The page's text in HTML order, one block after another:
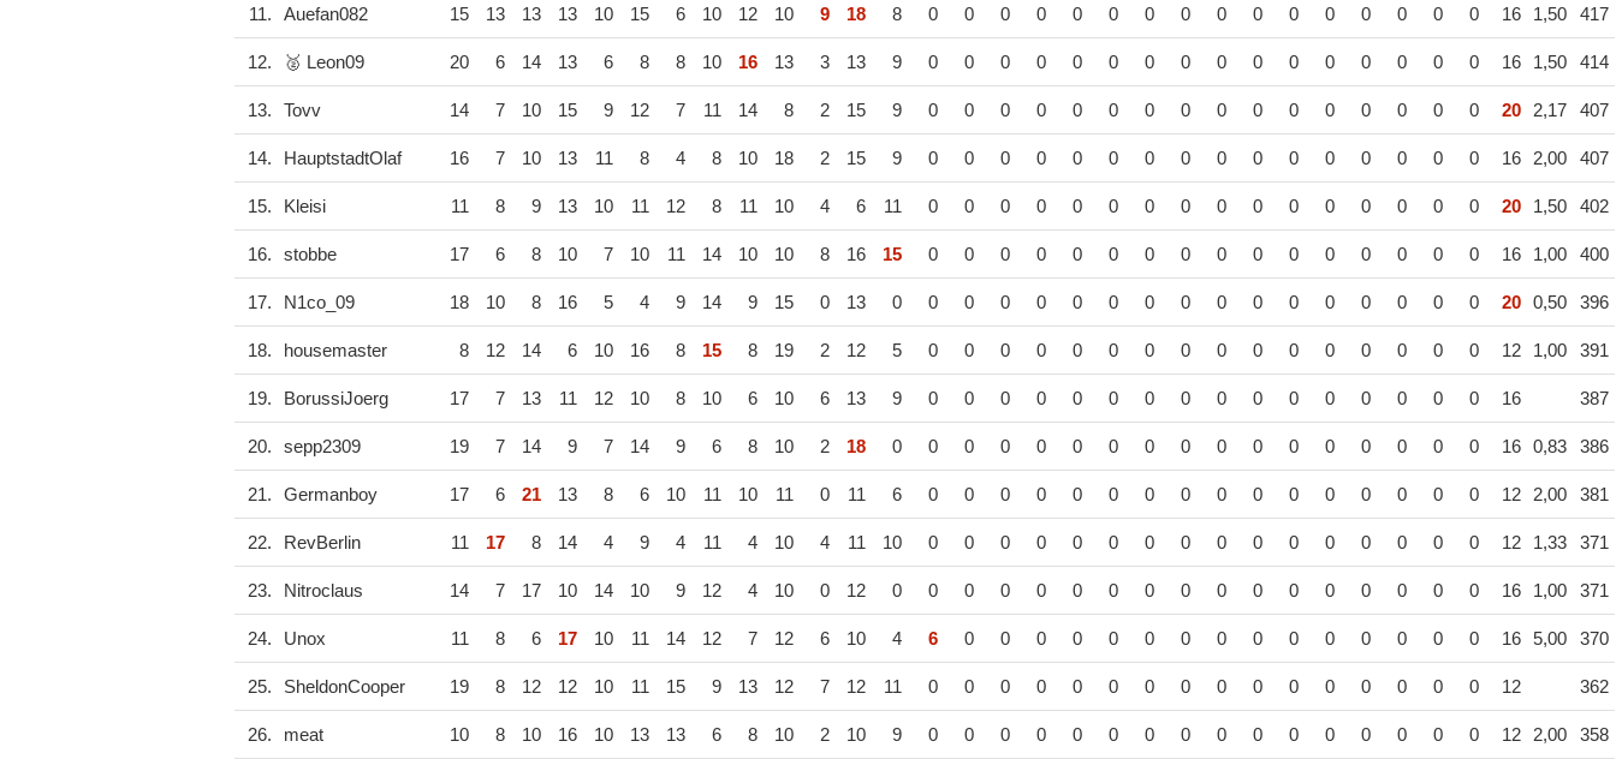
11. Auefan082 15 13 13 13 10 15 6 10 12 10 9 18 8 0 0 0 0 0 0 0 0 0 0 0 0 0 0 0 0 16 1,50 417
12. 🥈 Leon09 20 6 14 13 6 8 8 10 16 13 3 13 9 0 0 0 0 0 0 0 0 0 0 0 0 0 0 0 0 16 1,50 414
13. Tovv 14 7 10 15 9 12 7 11 14 8 2 15 9 0 0 0 0 0 0 0 0 0 0 0 0 0 0 0 0 20 2,17 407
14. HauptstadtOlaf 16 7 10 13 11 8 4 8 10 18 2 15 9 0 0 0 0 0 0 0 0 0 0 0 0 0 0 0 0 16 2,00 407
15. Kleisi 11 8 9 13 10 11 12 8 11 10 4 6 11 0 0 0 0 0 0 0 0 0 0 0 0 0 0 0 0 20 1,50 402
16. stobbe 17 6 8 10 7 10 11 14 10 10 8 16 15 0 0 0 0 0 0 0 0 0 0 0 0 0 0 0 0 16 1,00 400
17. N1co_09 18 10 8 16 5 4 9 14 9 15 0 13 0 0 0 0 0 0 0 0 0 0 0 0 0 0 0 0 0 20 0,50 396
18. housemaster 8 12 14 6 10 16 8 15 8 19 2 12 5 0 0 0 0 0 0 0 0 0 0 0 0 0 0 0 0 12 1,00 391
19. BorussiJoerg 17 7 13 11 12 10 8 10 6 10 6 13 9 0 0 0 0 0 0 0 0 0 0 0 0 0 0 0 0 16 387
20. sepp2309 19 7 14 9 7 14 9 6 8 10 2 18 0 0 0 0 0 0 0 0 0 0 0 0 0 0 0 0 0 16 0,83 386
21. Germanboy 17 6 21 13 8 6 10 11 10 11 0 11 6 0 0 0 0 0 0 0 0 0 0 0 0 0 0 0 0 12 2,00 381
22. RevBerlin 11 17 8 14 4 9 4 11 4 10 4 11 10 0 0 0 0 0 0 0 0 0 0 0 0 0 0 0 0 12 1,33 371
23. Nitroclaus 14 7 17 10 14 10 9 12 4 10 0 12 0 0 0 0 0 0 0 0 0 0 0 0 0 0 0 0 0 16 1,00 371
24. Unox 11 8 6 17 10 11 14 12 7 12 6 10 4 6 0 0 0 0 0 0 0 0 0 0 0 0 0 0 0 16 5,00 370
25. SheldonCooper 19 8 12 12 10 11 15 9 13 12 7 12 11 0 0 0 0 0 0 0 0 0 0 0 0 0 0 0 0 12 362
26. meat 10 8 10 16 10 13 13 6 8 10 2 10 9 0 0 0 0 0 0 0 0 0 0 0 0 0 0 0 0 12 2,00 358